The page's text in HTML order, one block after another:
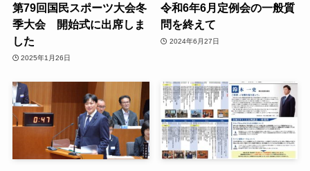
第79回国民スポーツ大会冬
季大会 開始式に出席しま
した
2025年1月26日
令和6年6月定例会の一般質
問を終えて
2024年6月27日